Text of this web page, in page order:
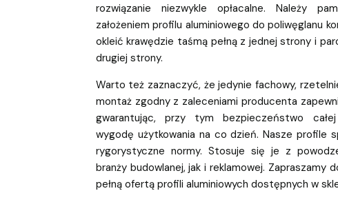
rozwiązanie niezwykle opłacalne. Należy
założeniem profilu aluminiowego do poliwęglanu
okleić krawędzie taśmą pełną z jednej strony i
drugiej strony.
Warto też zaznaczyć, że jedynie fachowy,
montaż zgodny z zaleceniami producenta
gwarantując, przy tym bezpieczeństwo
wygodę użytkowania na co dzień. Nasze profile
rygorystyczne normy. Stosuje się je z
branży budowlanej, jak i reklamowej. Zapraszamy
pełną ofertą profili aluminiowych dostępnych w